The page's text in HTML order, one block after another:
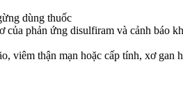
dùng thuốc
phản ứng disulfiram và cảnh báo
thận mạn hoặc cấp tính, xơ gan